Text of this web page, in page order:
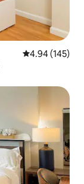
5 ರಲ್ಲಿ 4.94
4.94 (145)